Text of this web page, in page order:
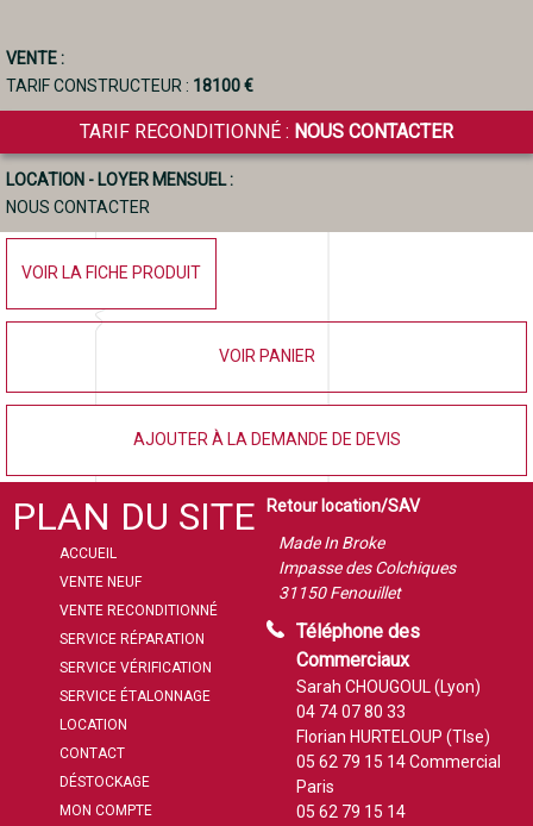
VENTE :
TARIF CONSTRUCTEUR : 18100 €
TARIF RECONDITIONNÉ : NOUS CONTACTER
LOCATION - LOYER MENSUEL :
NOUS CONTACTER
VOIR LA FICHE PRODUIT
VOIR PANIER
AJOUTER À LA DEMANDE DE DEVIS
PLAN DU SITE
ACCUEIL
VENTE NEUF
VENTE RECONDITIONNÉ
SERVICE RÉPARATION
SERVICE VÉRIFICATION
SERVICE ÉTALONNAGE
LOCATION
CONTACT
DÉSTOCKAGE
MON COMPTE
Retour location/SAV
Made In Broke
Impasse des Colchiques
31150 Fenouillet
Téléphone des
Commerciaux
Sarah CHOUGOUL (Lyon)
04 74 07 80 33
Florian HURTELOUP (Tlse)
05 62 79 15 14Commercial
Paris
05 62 79 15 14